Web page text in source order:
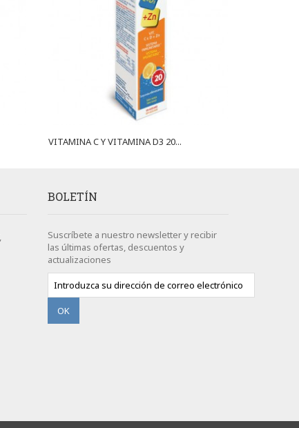
VITAMINA C Y VITAMINA D3 20...
BOLETÍN
Suscríbete a nuestro newsletter y recibir
las últimas ofertas, descuentos y
actualizaciones
OK